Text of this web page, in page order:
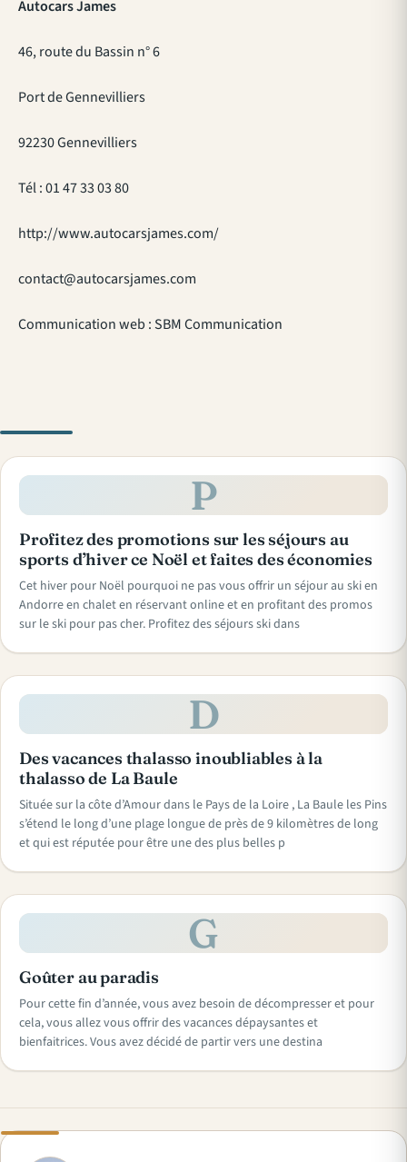
Autocars James
46, route du Bassin n° 6
Port de Gennevilliers
92230 Gennevilliers
Tél : 01 47 33 03 80
http://www.autocarsjames.com/
contact@autocarsjames.com
Communication web : SBM Communication
P
Profitez des promotions sur les séjours au
sports d’hiver ce Noël et faites des économies
Cet hiver pour Noël pourquoi ne pas vous offrir un séjour au ski en
Andorre en chalet en réservant online et en profitant des promos
sur le ski pour pas cher. Profitez des séjours ski dans
D
Des vacances thalasso inoubliables à la
thalasso de La Baule
Située sur la côte d’Amour dans le Pays de la Loire , La Baule les Pins
s’étend le long d’une plage longue de près de 9 kilomètres de long
et qui est réputée pour être une des plus belles p
G
Goûter au paradis
Pour cette fin d’année, vous avez besoin de décompresser et pour
cela, vous allez vous offrir des vacances dépaysantes et
bienfaitrices. Vous avez décidé de partir vers une destina